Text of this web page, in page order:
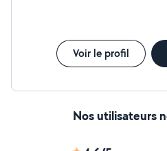
Voir le profil
Nos utilisateurs